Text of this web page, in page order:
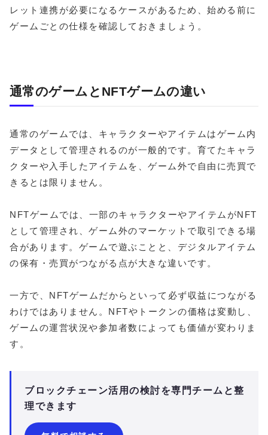
レット連携が必要になるケースがあるため、始める前に
ゲームごとの仕様を確認しておきましょう。
通常のゲームとNFTゲームの違い
通常のゲームでは、キャラクターやアイテムはゲーム内
データとして管理されるのが一般的です。育てたキャラ
クターや入手したアイテムを、ゲーム外で自由に売買で
きるとは限りません。
NFTゲームでは、一部のキャラクターやアイテムがNFT
として管理され、ゲーム外のマーケットで取引できる場
合があります。ゲームで遊ぶことと、デジタルアイテム
の保有・売買がつながる点が大きな違いです。
一方で、NFTゲームだからといって必ず収益につながる
わけではありません。NFTやトークンの価格は変動し、
ゲームの運営状況や参加者数によっても価値が変わりま
す。
ブロックチェーン活用の検討を専門チームと整
理できます